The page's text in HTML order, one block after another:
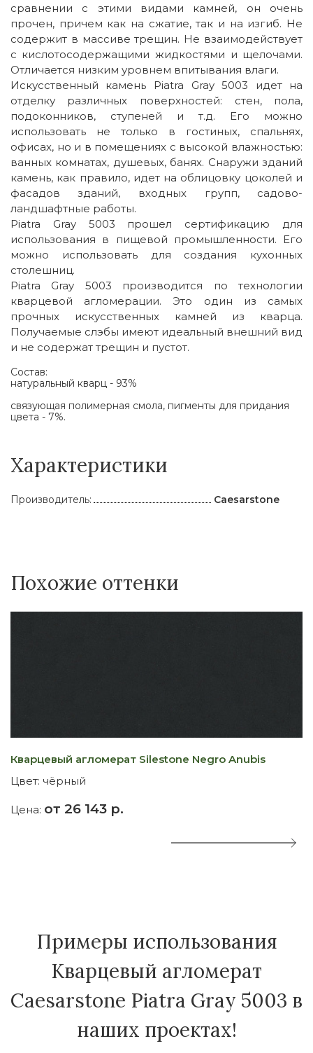
сравнении с этими видами камней, он очень
прочен, причем как на сжатие, так и на изгиб. Не
содержит в массиве трещин. Не взаимодействует
с кислотосодержащими жидкостями и щелочами.
Отличается низким уровнем впитывания влаги.
Искусственный камень Piatra Gray 5003 идет на
отделку различных поверхностей: стен, пола,
подоконников, ступеней и т.д. Его можно
использовать не только в гостиных, спальнях,
офисах, но и в помещениях с высокой влажностью:
ванных комнатах, душевых, банях. Снаружи зданий
камень, как правило, идет на облицовку цоколей и
фасадов зданий, входных групп, садово-
ландшафтные работы.
Piatra Gray 5003 прошел сертификацию для
использования в пищевой промышленности. Его
можно использовать для создания кухонных
столешниц.
Piatra Gray 5003 производится по технологии
кварцевой агломерации. Это один из самых
прочных искусственных камней из кварца.
Получаемые слэбы имеют идеальный внешний вид
и не содержат трещин и пустот.
Состав:
натуральный кварц - 93%
связующая полимерная смола, пигменты для придания
цвета - 7%.
Характеристики
Производитель: Caesarstone
Похожие оттенки
Кварцевый агломерат Silestone Negro Anubis
Цвет: чёрный
Цена: от 26 143 р.
Примеры использования
Кварцевый агломерат
Caesarstone Piatra Gray 5003 в
наших проектах!